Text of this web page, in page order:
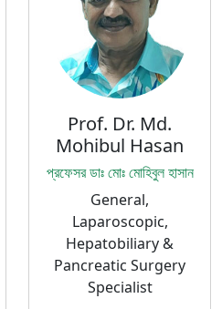
Prof. Dr. Md.
Mohibul Hasan
প্রফেসর ডাঃ মোঃ মোহিবুল হাসান
General,
Laparoscopic,
Hepatobiliary &
Pancreatic Surgery
Specialist